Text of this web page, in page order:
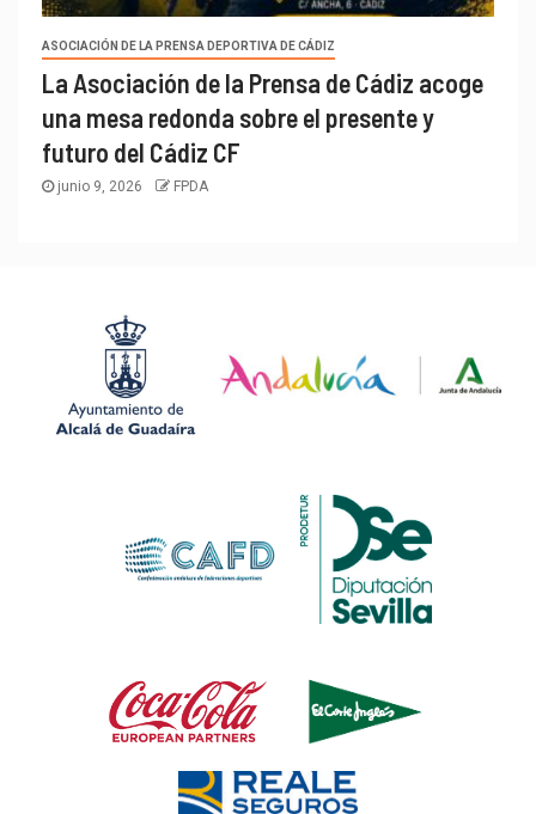
ASOCIACIÓN DE LA PRENSA DEPORTIVA DE CÁDIZ
La Asociación de la Prensa de Cádiz acoge
una mesa redonda sobre el presente y
futuro del Cádiz CF
junio 9, 2026 FPDA